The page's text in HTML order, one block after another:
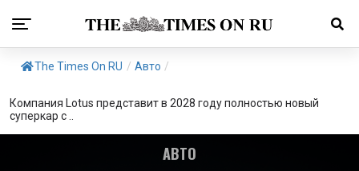
The Times On RU / Авто /
Компания Lotus представит в 2028 году полностью новый
суперкар с ..
АВТО